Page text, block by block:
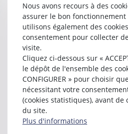
Mathieu
108 AV LA 1ERE ARMEE
32000 AUCH
Tél :05 62 05 10 30
Retour
Nous avons recours à des
assurer le bon fonctionnement
utilisons également des
consentement pour collecter
visite.
Cliquez ci-dessous sur «
le dépôt de l'ensemble des
CONFIGURER » pour choisir
nécessitant votre
(cookies statistiques), avant
du site.
Plus d'informations